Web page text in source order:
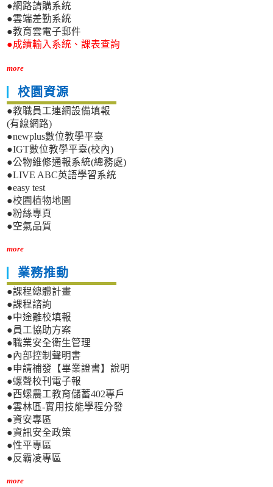
●網路請購系統
●雲端差勤系統
●教育雲電子郵件
●成績輸入系統、課表查詢
more
校園資源
●教職員工連網設備填報
(有線網路)
●newplus數位教學平臺
●IGT數位教學平臺(校內)
●公物維修通報系統(總務處)
●LIVE ABC英語學習系統
●easy test
●校園植物地圖
●粉絲專頁
●空氣品質
more
業務推動
●課程總體計畫
●課程諮詢
●中途離校填報
●員工協助方案
●職業安全衛生管理
●內部控制聲明書
●申請補發【畢業證書】說明
●螺聲校刊電子報
●西螺農工教育儲蓄402專戶
●雲林區-實用技能學程分發
●資安專區
●資訊安全政策
●性平專區
●反霸凌專區
more